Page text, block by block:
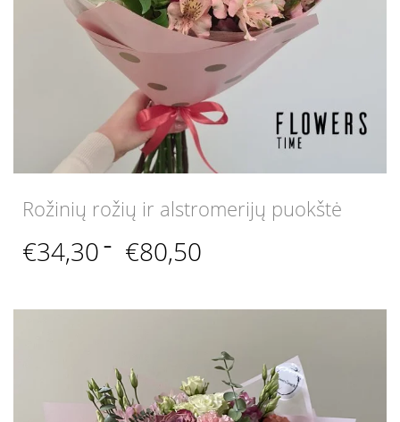
Rožinių rožių ir alstromerijų puokštė
€34,30 – €80,50
through